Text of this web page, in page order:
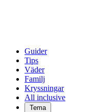
Guider
Tips
Väder
Familj
Kryssningar
All inclusive
Tema